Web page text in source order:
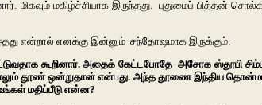
மகிழ்ச்சியாக இருந்தது. புதுமைப் பித்தன்
என்றால் எனக்கு இன்னும் சந்தோஷமாக இருக்கும்.
கூறினார். அதைக் கேட்டபோதே அசோக ஸ்தூபி
தூண் ஒன்றுதான் என்பது. அந்த தூணை இந்திய
மதிப்பீடு என்ன?